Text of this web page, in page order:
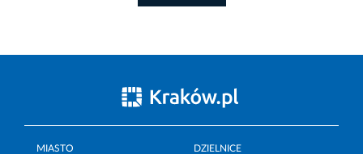
MIASTO DZIELNICE